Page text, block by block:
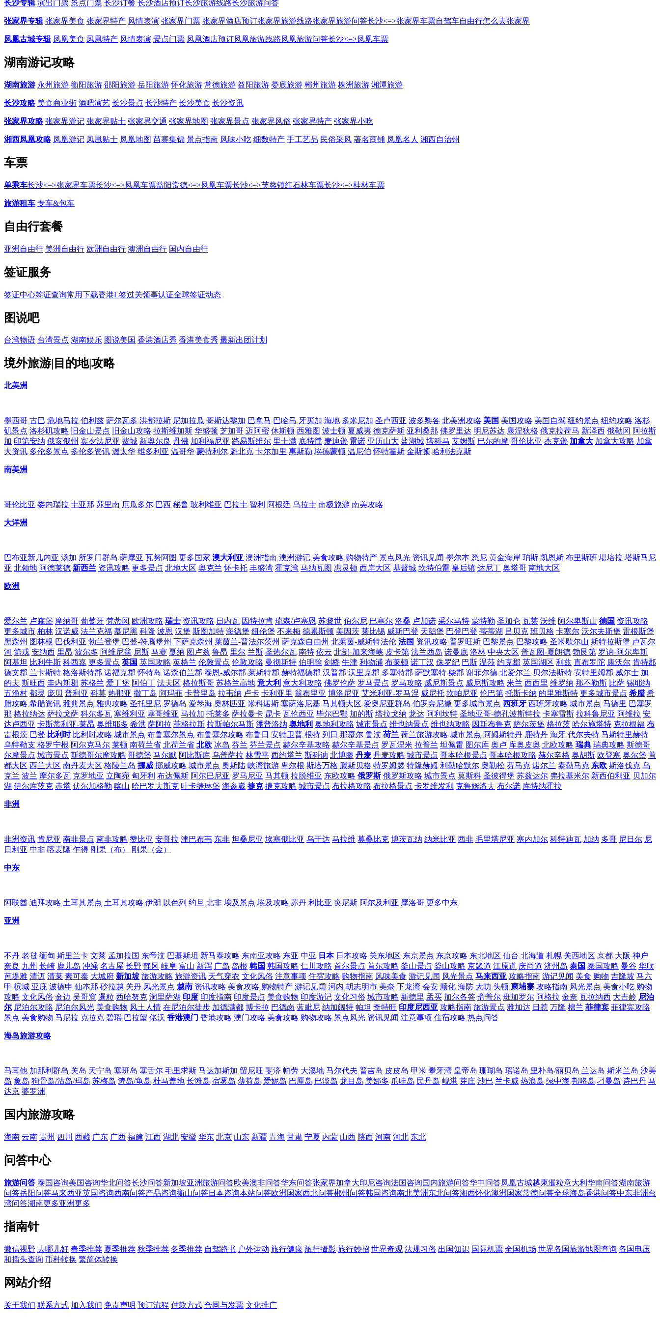
长沙专辑 演出门票 景点门票 长沙订餐 长沙酒店预订长沙旅游线路长沙旅游问答
张家界专辑 张家界美食 张家界特产 风情表演 张家界门票 张家界酒店预订张家界旅游线路张家界旅游问答长沙<=>张家界车票自驾车自由行怎么去张家界
凤凰古城专辑 凤凰美食 凤凰特产 风情表演 景点门票 凤凰酒店预订凤凰旅游线路凤凰旅游问答长沙<=>凤凰车票
湖南游记攻略
湖南旅游 永州旅游 衡阳旅游 邵阳旅游 岳阳旅游 怀化旅游 常德旅游 益阳旅游 娄底旅游 郴州旅游 株洲旅游 湘潭旅游
长沙攻略 美食商业街 酒吧演艺 长沙景点 长沙特产 长沙美食 长沙资讯
张家界攻略 张家界游记 张家界贴士 张家界交通 张家界地图 张家界景点 张家界风俗 张家界特产 张家界小吃
湘西凤凰攻略 凤凰游记 凤凰贴士 凤凰地图 苗寨集锦 景点指南 风味小吃 细数特产 手工艺品 民俗采风 著名商铺 凤凰名人 湘西自治州
车票
单乘车长沙<=>张家界车票长沙<=>凤凰车票益阳常德<=>凤凰车票长沙<=>芙蓉镇红石林车票长沙<=>桂林车票
旅游租车 专车&包车
自由行套餐
亚洲自由行 美洲自由行 欧洲自由行 澳洲自由行 国内自由行
签证服务
签证中心签证查询常用下载香港L签过关领事认证全球签证动态
图说吧
台湾物语 台湾景点 湖南娱乐 图说美国 香港酒店秀 香港美食秀 最新出团计划
境外旅游|目的地|攻略
北美洲
墨西哥 古巴 危地马拉 伯利兹 萨尔瓦多 洪都拉斯 尼加拉瓜 哥斯达黎加 巴拿马 巴哈马 牙买加 海地 多米尼加 圣卢西亚 波多黎各 北美洲攻略 美国 美国攻略 美国自驾 纽约景点 纽约攻略 洛杉
矶景点 洛杉矶攻略 旧金山景点 旧金山攻略 拉斯维加斯 华盛顿 芝加哥 迈阿密 休斯顿 西雅图 波士顿 夏威夷 德克萨斯 亚利桑那 佛罗里达 明尼苏达 康涅狄格 俄克拉荷马 新泽西 俄勒冈 阿拉斯
加 印第安纳 俄亥俄州 宾夕法尼亚 费城 新奥尔良 丹佛 加利福尼亚 路易斯维尔 里士满 底特律 麦迪逊 雷诺 亚历山大 盐湖城 塔科马 艾姆斯 巴尔的摩 哥伦比亚 杰克逊 加拿大 加拿大攻略 加拿
大资讯 多伦多景点 多伦多资讯 渥太华 维多利亚 温哥华 蒙特利尔 魁北克 卡尔加里 惠斯勒 埃德蒙顿 温尼伯 怀特霍斯 金斯顿 哈利法克斯
南美洲
哥伦比亚 委内瑞拉 圭亚那 苏里南 厄瓜多尔 巴西 秘鲁 玻利维亚 巴拉圭 智利 阿根廷 乌拉圭 南极旅游 南美攻略
大洋洲
巴布亚新几内亚 汤加 所罗门群岛 萨摩亚 瓦努阿图 更多国家 澳大利亚 澳洲指南 澳洲游记 美食攻略 购物特产 景点风光 资讯见闻 墨尔本 悉尼 黄金海岸 珀斯 凯恩斯 布里斯班 堪培拉 塔斯马尼
亚 北领地 阿德莱德 新西兰 资讯攻略 更多景点 北地大区 奥克兰 怀卡托 丰盛湾 霍克湾 马纳瓦图 惠灵顿 西岸大区 基督城 坎特伯雷 皇后镇 达尼丁 奥塔哥 南地大区
欧洲
爱尔兰 卢森堡 摩纳哥 葡萄牙 梵蒂冈 欧洲攻略 瑞士 资讯攻略 日内瓦 因特拉肯 琉森/卢塞恩 苏黎世 伯尔尼 巴塞尔 洛桑 卢加诺 采尔马特 蒙特勒 圣加仑 瓦莱 沃维 阿尔卑斯山 德国 资讯攻略
更多城市 柏林 汉诺威 法兰克福 慕尼黑 科隆 波恩 汉堡 斯图加特 海德堡 纽伦堡 不来梅 德累斯顿 美因茨 莱比锡 威斯巴登 天鹅堡 巴登巴登 蒂蒂湖 吕贝克 班贝格 卡塞尔 沃尔夫斯堡 雷根斯堡
黑森州 图林根 巴伐利亚 勃兰登堡 巴登-符腾堡州 下萨克森州 莱茵兰-普法尔茨州 萨克森自由州 北莱茵-威斯特法伦 法国 资讯攻略 普罗旺斯 巴黎景点 巴黎攻略 圣米歇尔山 斯特拉斯堡 卢瓦尔
河 第戎 安纳西 里昂 波尔多 阿维尼翁 尼斯 马赛 戛纳 图卢兹 鲁昂 里尔 兰斯 圣热尔瓦 南特 依云 北部-加来海峡 皮卡第 法兰西岛 诺曼底 洛林 中央大区 普瓦图-夏朗德 勃艮第 罗讷-阿尔卑斯
阿基坦 比利牛斯 科西嘉 更多景点 英国 英国攻略 英格兰 伦敦景点 伦敦攻略 曼彻斯特 伯明翰 剑桥 牛津 利物浦 布莱顿 诺丁汉 侏罗纪 巴斯 温莎 约克郡 英国湖区 利兹 直布罗陀 康沃尔 肯特郡
德文郡 兰卡斯特 格洛斯特郡 诺福克郡 怀特岛 诺森伯兰郡 泰恩-威尔郡 莱斯特郡 赫特福德郡 汉普郡 沃里克郡 多塞特郡 萨默塞特 柴郡 谢菲尔德 北爱尔兰 贝尔法斯特 安特里姆郡 威尔士 加
的夫 斯旺西 圭内斯郡 苏格兰 爱丁堡 阿伯丁 法夫区 格拉斯哥 苏格兰高地 意大利 意大利攻略 佛罗伦萨 罗马景点 罗马攻略 威尼斯景点 威尼斯攻略 米兰 西西里 维罗纳 那不勒斯 比萨 锡耶纳
五渔村 都灵 庞贝 普利亚 科莫 热那亚 撒丁岛 阿玛菲 卡普里岛 拉韦纳 卢卡 卡利亚里 翁布里亚 博洛尼亚 艾米利亚-罗马涅 威尼托 坎帕尼亚 伦巴第 托斯卡纳 的里雅斯特 更多城市景点 希腊 希
腊攻略 希腊资讯 雅典景点 雅典攻略 圣托里尼 罗德岛 爱琴海 奥林匹亚 米科诺斯 塞萨洛尼基 马其顿大区 爱奥尼亚群岛 伯罗奔尼撒 更多城市景点 西班牙 西班牙攻略 城市景点 马德里 巴塞罗
那 格拉纳达 萨拉戈萨 科尔多瓦 塞维利亚 塞哥维亚 马拉加 托莱多 萨拉曼卡 昆卡 瓦伦西亚 毕尔巴鄂 加的斯 塔拉戈纳 龙达 阿利坎特 圣地亚哥-德孔波斯特拉 卡塞雷斯 拉科鲁尼亚 阿维拉 安
达卢西亚 卡斯蒂利亚-莱昂 奥维耶多 希洪 萨阿拉 菲格拉斯 拉斯帕尔马斯 潘普洛纳 奥地利 奥地利攻略 城市景点 维也纳景点 维也纳攻略 因斯布鲁克 萨尔茨堡 格拉茨 哈尔施塔特 克拉根福 布
雷根茨 巴登 比利时 比利时攻略 城市景点 布鲁塞尔景点 布鲁塞尔攻略 布鲁日 安特卫普 根特 列日 那慕尔 鲁汶 荷兰 荷兰旅游攻略 城市景点 阿姆斯特丹 鹿特丹 海牙 代尔夫特 马斯特里赫特
乌特勒支 格罗宁根 阿尔克马尔 莱顿 南荷兰省 北荷兰省 北欧 冰岛 芬兰 芬兰景点 赫尔辛基攻略 赫尔辛基景点 罗瓦涅米 拉普兰 坦佩雷 图尔库 奥卢 库奥皮奥 北欧攻略 瑞典 瑞典攻略 斯德哥
尔摩景点 城市景点 斯德哥尔摩攻略 哥德堡 马尔默 阿比斯库 乌普萨拉 林雪平 西约塔兰 斯科讷 北博滕 丹麦 丹麦攻略 城市景点 哥本哈根景点 哥本哈根攻略 赫尔辛格 奥胡斯 欧登塞 奥尔堡 首
都大区 西兰大区 南丹麦大区 格陵兰岛 挪威 挪威攻略 城市景点 奥斯陆 峡湾旅游 卑尔根 斯塔万格 滕斯贝格 特罗姆瑟 特隆赫姆 利勒哈默尔 奥勒松 芬马克 诺尔兰 泰勒马克 东欧 斯洛伐克 乌
克兰 波兰 摩尔多瓦 克罗地亚 立陶宛 匈牙利 布达佩斯 阿尔巴尼亚 罗马尼亚 马其顿 拉脱维亚 东欧攻略 俄罗斯 俄罗斯攻略 城市景点 莫斯科 圣彼得堡 苏兹达尔 弗拉基米尔 新西伯利亚 贝加尔
湖 伊尔库茨克 赤塔 伏尔加格勒 喀山 哈巴罗夫斯克 叶卡捷琳堡 海参崴 捷克 捷克攻略 城市景点 布拉格攻略 布拉格景点 卡罗维发利 克鲁姆洛夫 布尔诺 库特纳霍拉
非洲
非洲资讯 肯尼亚 南非景点 南非攻略 赞比亚 安哥拉 津巴布韦 东非 坦桑尼亚 埃塞俄比亚 乌干达 马拉维 莫桑比克 博茨瓦纳 纳米比亚 西非 毛里塔尼亚 塞内加尔 科特迪瓦 加纳 多哥 尼日尔 尼
日利亚 中非 喀麦隆 乍得 刚果（布） 刚果（金）
中东
阿联酋 迪拜攻略 土耳其景点 土耳其攻略 伊朗 以色列 约旦 北非 埃及景点 埃及攻略 苏丹 利比亚 突尼斯 阿尔及利亚 摩洛哥 更多中东
亚洲
不丹 老挝 缅甸 斯里兰卡 文莱 孟加拉国 东帝汶 巴基斯坦 新马泰攻略 东南亚攻略 东亚 中亚 日本 日本攻略 关东地区 东京景点 东京攻略 东北地区 仙台 北海道 札幌 关西地区 京都 大阪 神户
奈良 九州 长崎 鹿儿岛 冲绳 名古屋 长野 静冈 岐阜 富山 新泻 广岛 岛根 韩国 韩国攻略 仁川攻略 首尔景点 首尔攻略 釜山景点 釜山攻略 京畿道 江原道 庆尚道 济州岛 泰国 泰国攻略 曼谷 华欣
芭堤雅 清迈 清莱 素可泰 大城府 新加坡 旅游攻略 旅游资讯 天气穿衣 文化风俗 注意事项 住宿攻略 购物指南 风味美食 游记见闻 风光景点 马来西亚 攻略指南 游记见闻 美食 购物 吉隆坡 马六
甲 槟城 亚庇 波德申 仙本那 砂拉越 关丹 风光景点 越南 资讯攻略 美食攻略 购物特产 游记见闻 河内 胡志明市 美奈 下龙湾 会安 顺化 海防 大叻 头顿 柬埔寨 攻略指南 风光景点 美食小吃 购物
攻略 文化风俗 金边 吴哥窟 暹粒 西哈努克 洞里萨湖 印度 印度指南 印度景点 美食购物 印度游记 文化习俗 城市攻略 新德里 孟买 加尔各答 斋普尔 班加罗尔 阿格拉 金奈 瓦拉纳西 大吉岭 尼泊
尔 尼泊尔攻略 尼泊尔风光 美食购物 风土人情 在尼泊尔徒步 加德满都 博卡拉 巴德岗 蓝毗尼 纳加阔特 帕坦 奇特旺 印度尼西亚 攻略指南 旅游景点 雅加达 日惹 万隆 棉兰 菲律宾 菲律宾攻略
景点 美食购物 马尼拉 克拉克 碧瑶 巴拉望 佬沃 香港澳门 香港攻略 澳门攻略 美食攻略 购物攻略 景点风光 资讯见闻 注意事项 住宿攻略 热点问答
海岛旅游攻略
马耳他 加那利群岛 关岛 天宁岛 塞班岛 塞舌尔 毛里求斯 马达加斯加 留尼旺 斐济 帕劳 大溪地 马尔代夫 普吉岛 皮皮岛 甲米 攀牙湾 皇帝岛 珊瑚岛 瑶诺岛 里朴岛/丽贝岛 兰达岛 斯米兰岛 沙美
岛 象岛 狗骨岛/沽岛/玛岛 苏梅岛 涛岛/龟岛 杜马盖地 长滩岛 宿雾岛 薄荷岛 爱妮岛 巴厘岛 巴淡岛 龙目岛 美娜多 爪哇岛 民丹岛 岘港 芽庄 沙巴 兰卡威 热浪岛 绿中海 邦咯岛 刁曼岛 诗巴丹 马
达京 婆罗洲
国内旅游攻略
海南 云南 贵州 四川 西藏 广东 广西 福建 江西 湖北 安徽 华东 北京 山东 新疆 青海 甘肃 宁夏 内蒙 山西 陕西 河南 河北 东北
问答中心
旅游问答 泰国咨询美国咨询华北问答长沙问答新加坡亚洲旅游问答欧美澳非问答华东问答张家界加拿大印尼咨询法国咨询国内旅游问答华中问答凤凰古城越柬暹粒意大利 华南问答湖南旅游
问答岳阳问答马来西亚英国咨询西南问答产品咨询衡山问答日本咨询本站问答欧洲国家西北问答郴州问答韩国咨询南北美洲 东北问答湘西怀化澳洲国家常德问答全球海岛香港问答中东非洲 台
湾问答湖南更多亚洲更多
指南针
微信视野 去哪儿好 春季推荐 夏季推荐 秋季推荐 冬季推荐 自驾路书 户外运动 旅行健康 旅行摄影 旅行妙招 世界奇观 法规习俗 出国知识 国际机票 全国机场 世界各国旅游地图查询 各国电压
和插头查询 币种转换 繁简体转换
网站介绍
关于我们 联系方式 加入我们 免责声明 预订流程 付款方式 合同与发票 文化推广